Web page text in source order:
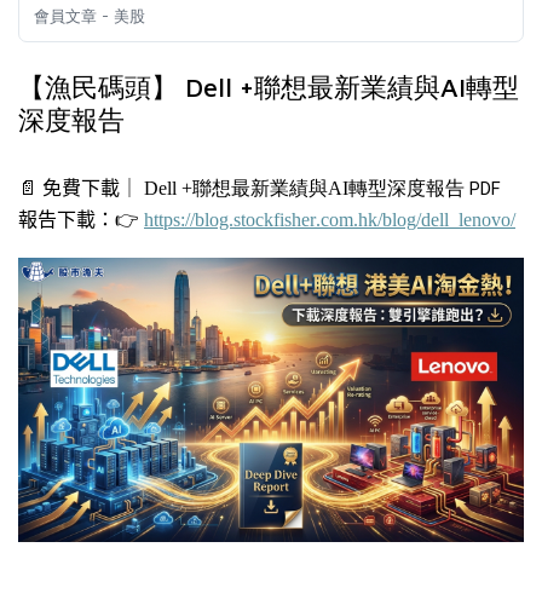
會員文章 - 美股
【漁民碼頭】 Dell +聯想最新業績與AI轉型
深度報告
📄 免費下載｜ Dell +聯想最新業績與AI轉型深度報告 PDF
報告下載： 👉 https://blog.stockfisher.com.hk/blog/dell_lenovo/